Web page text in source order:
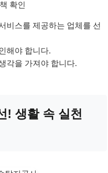
확인
비스를 제공하는 업체를 선
해야 합니다.
각을 가져야 합니다.
! 생활 속 실천